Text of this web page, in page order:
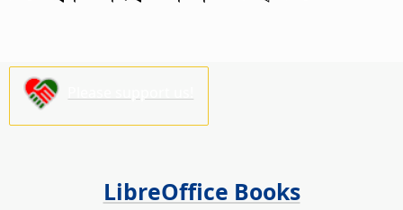
LibreOffice Books